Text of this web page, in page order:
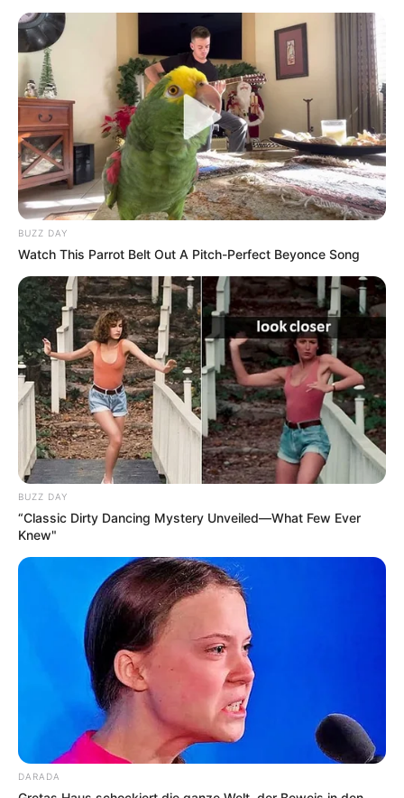
BUZZ DAY
Watch This Parrot Belt Out A Pitch-Perfect Beyonce Song
BUZZ DAY
“Classic Dirty Dancing Mystery Unveiled—What Few Ever
Knew"
DARADA